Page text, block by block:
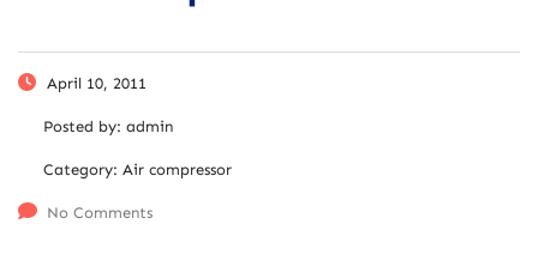
April 10, 2011
Posted by: admin
Category: Air compressor
No Comments